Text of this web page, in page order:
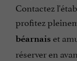
Contactez
profitez
béarnais et
réserver en